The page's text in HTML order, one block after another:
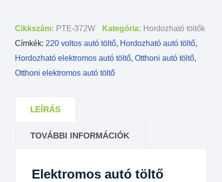
Cikkszám: PTE-372W Kategória: Hordozható töltők
Címkék: 220 voltos autó töltő, Hordozható autó töltő,
Hordozható elektromos autó töltő, Otthoni autó töltő,
Otthoni elektromos autó töltő
LEÍRÁS
TOVÁBBI INFORMÁCIÓK
Elektromos autó töltő